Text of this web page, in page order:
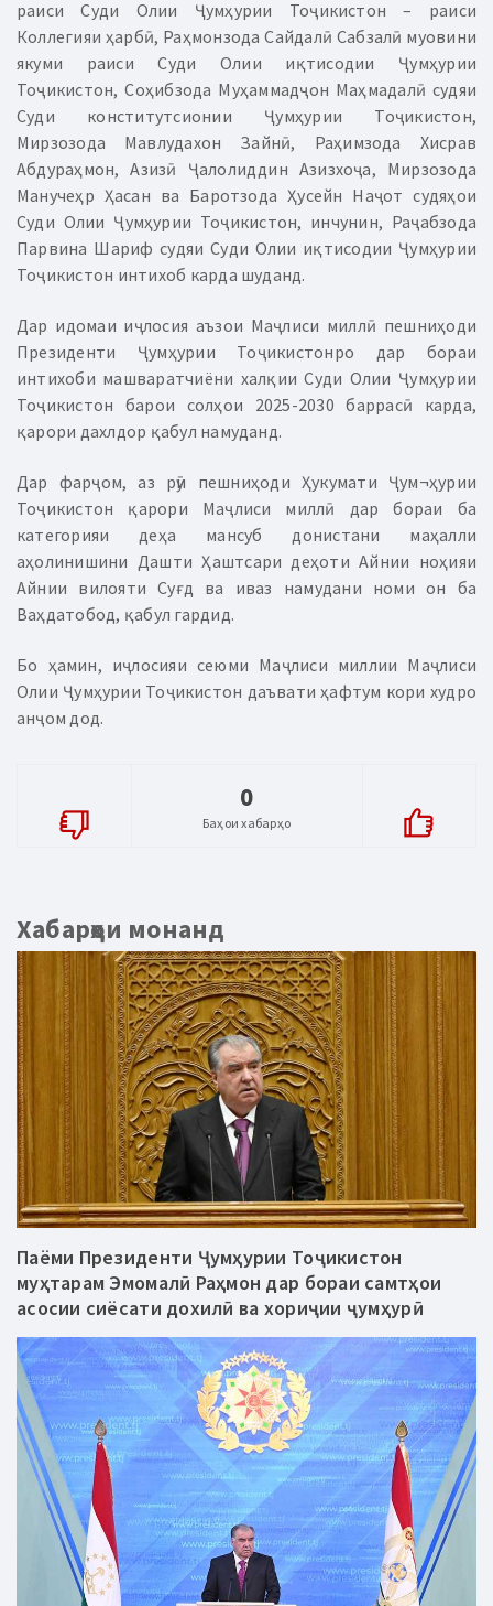
раиси Суди Олии Ҷумҳурии Тоҷикистон – раиси
Коллегияи ҳарбӣ, Раҳмонзода Сайдалӣ Сабзалӣ муовини
якуми раиси Суди Олии иқтисодии Ҷумҳурии
Тоҷикистон, Соҳибзода Муҳаммадҷон Маҳмадалӣ судяи
Суди конститутсионии Ҷумҳурии Тоҷикистон,
Мирзозода Мавлудахон Зайнӣ, Раҳимзода Хисрав
Абдураҳмон, Азизӣ Ҷалолиддин Азизхоҷа, Мирзозода
Манучеҳр Ҳасан ва Баротзода Ҳусейн Наҷот судяҳои
Суди Олии Ҷумҳурии Тоҷикистон, инчунин, Раҷабзода
Парвина Шариф судяи Суди Олии иқтисодии Ҷумҳурии
Тоҷикистон интихоб карда шуданд.
Дар идомаи иҷлосия аъзои Маҷлиси миллӣ пешниҳоди
Президенти Ҷумҳурии Тоҷикистонро дар бораи
интихоби машваратчиёни халқии Суди Олии Ҷумҳурии
Тоҷикистон барои солҳои 2025-2030 баррасӣ карда,
қарори дахлдор қабул намуданд.
Дар фарҷом, аз рӯи пешниҳоди Ҳукумати Ҷум¬ҳурии
Тоҷикистон қарори Маҷлиси миллӣ дар бораи ба
категорияи деҳа мансуб донистани маҳалли
аҳолинишини Дашти Ҳаштсари деҳоти Айнии ноҳияи
Айнии вилояти Суғд ва иваз намудани номи он ба
Ваҳдатобод, қабул гардид.
Бо ҳамин, иҷлосияи сеюми Маҷлиси миллии Маҷлиси
Олии Ҷумҳурии Тоҷикистон даъвати ҳафтум кори худро
анҷом дод.
0
Баҳои хабарҳо
Хабарҳои монанд
Паёми Президенти Ҷумҳурии Тоҷикистон
муҳтарам Эмомалӣ Раҳмон дар бораи самтҳои
асосии сиёсати дохилӣ ва хориҷии ҷумҳурӣ